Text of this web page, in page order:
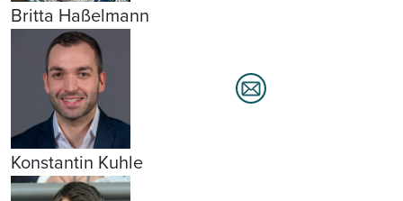
Britta Haßelmann
Konstantin Kuhle